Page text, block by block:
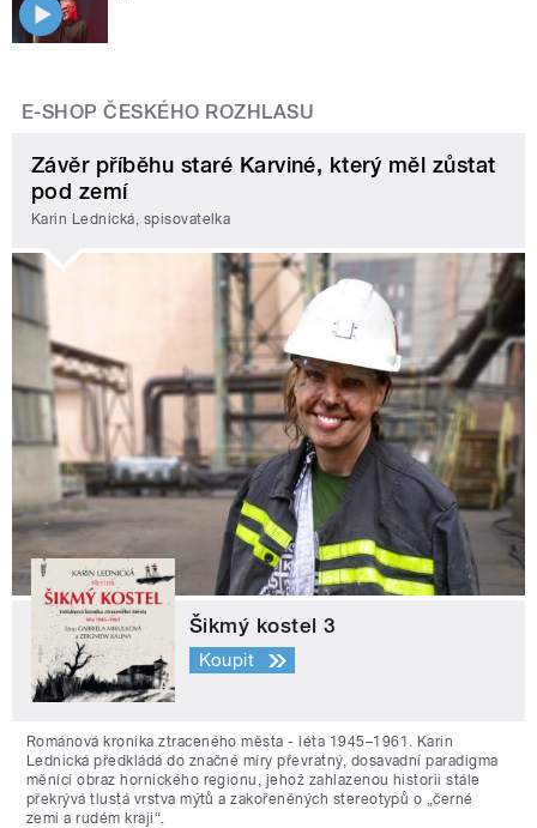
E-SHOP ČESKÉHO ROZHLASU
Závěr příběhu staré Karviné, který měl zůstat
pod zemí
Karin Lednická, spisovatelka
Šikmý kostel 3
Koupit
Románová kronika ztraceného města - léta 1945–1961. Karin
Lednická předkládá do značné míry převratný, dosavadní paradigma
měnící obraz hornického regionu, jehož zahlazenou historii stále
překrývá tlustá vrstva mýtů a zakořeněných stereotypů o „černé
zemi a rudém kraji“.